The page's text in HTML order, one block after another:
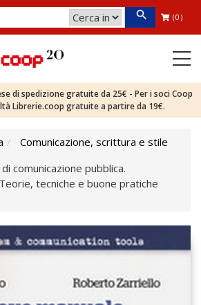
(0)
di spedizione gratuite da 25€ - Per i soci Coop
Librerie.coop gratuite a partire da 19€.
Comunicazione, scrittura e stile
comunicazione pubblica.
tecniche e buone pratiche